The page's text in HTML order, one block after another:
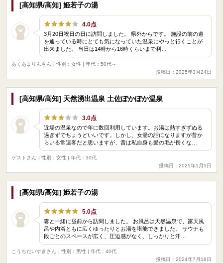
[高知県/高知] 姫若子の湯
4.0点
3月20日祝日の日に訪問しました。 県外からです。 施設の前の道
を通っている時にとても気になっていた温泉にやっと行くことが
出来ました。 当日は14時から16時くらいまで利…
あくあまりんさん
| 性別：女性 | 年代：50代～
投稿日：2025年3月24日
[高知県/高知] 天然湧出温泉 土佐ぽかぽか温泉
3.0点
近場の温泉なので年に数回利用しています。お湯は熱すぎずぬる
過ぎずでちょうどいいです。しかし、女湯の話になりますが昔か
らいる常連客だと思いますが、昔は私自身も髪の毛が長くな…
ゲストさん
| 性別：女性 | 年代：30代
投稿日：2025年1月5日
[高知県/高知] 姫若子の湯
5.0点
妻と一緒に昼前から訪問しました。 お風呂は天然温泉で、露天風
呂や内浴ともに広くゆったりとお湯を堪能できました。 サウナも
段ごとのスペースが広く、圧迫感がなく、しっかりと汗…
こうちだいすきさん
| 性別：男性 | 年代：40代
投稿日：2024年7月18日